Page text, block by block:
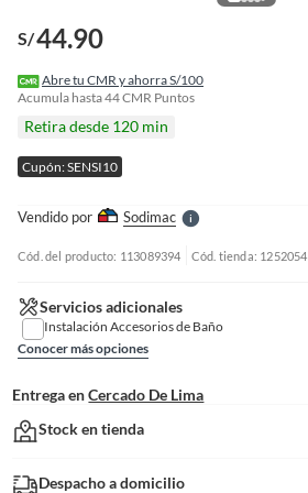
S/44.90
Abre tu CMR y ahorra S/100
Acumula hasta44CMR Puntos
Retira desde 120 min
Cupón: SENSI10
Vendido por SodimacS
n
f
Cód. del producto: 113089394 Cód. tienda: 1252054
Servicios adicionales
Instalación Accesorios de Baño
Conocer más opciones
Entrega en Cercado De Lima
Stock en tienda
Despacho a domicilio